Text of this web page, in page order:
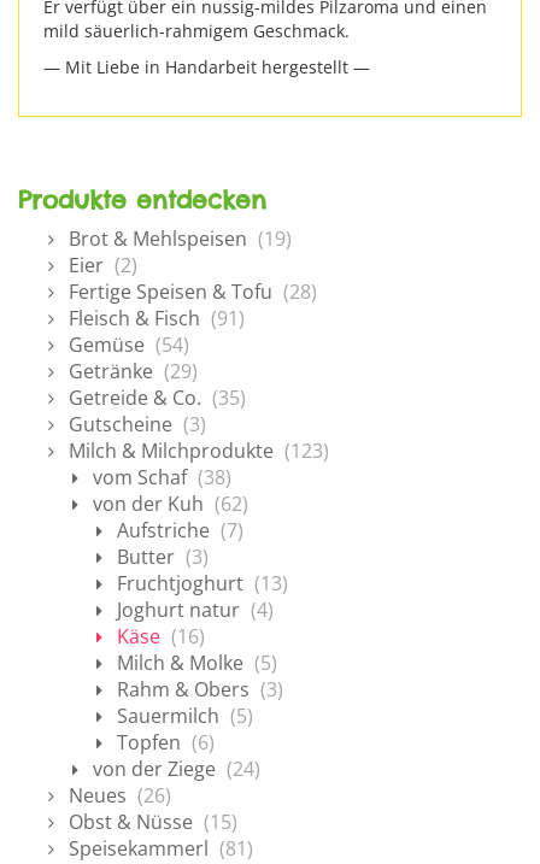
Er verfügt über ein nussig-mildes Pilzaroma und einen
mild säuerlich-rahmigem Geschmack.
— Mit Liebe in Handarbeit hergestellt —
Produkte entdecken
Brot & Mehlspeisen (19)
Eier (2)
Fertige Speisen & Tofu (28)
Fleisch & Fisch (91)
Gemüse (54)
Getränke (29)
Getreide & Co. (35)
Gutscheine (3)
Milch & Milchprodukte (123)
vom Schaf (38)
von der Kuh (62)
Aufstriche (7)
Butter (3)
Fruchtjoghurt (13)
Joghurt natur (4)
Käse (16)
Milch & Molke (5)
Rahm & Obers (3)
Sauermilch (5)
Topfen (6)
von der Ziege (24)
Neues (26)
Obst & Nüsse (15)
Speisekammerl (81)